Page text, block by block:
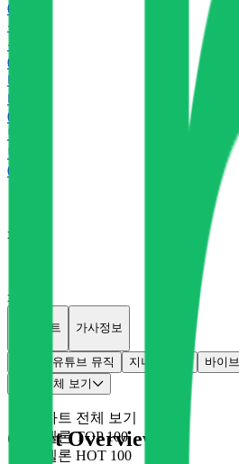
0
플
플로
0
바
바이브
0
벅
벅스
0
x
x
개별차트 가사정보
유튜브 뮤직 지니 바이브
차트 전체 보기
차트 전체 보기
멜론 TOP 100
멜론 HOT 100
Chart Overview